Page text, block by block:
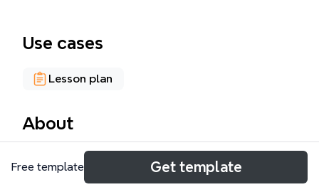
Use cases
Lesson plan
About
Mindmapa „Znaczenie Darwina” to edukacyjny
szablon stworzony na potrzeby lekcji biologii i
Free template Get template